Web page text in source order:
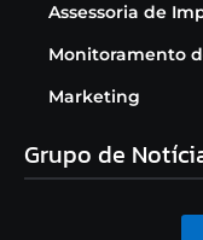
Assessoria de
Monitoramento
Marketing
Grupo de